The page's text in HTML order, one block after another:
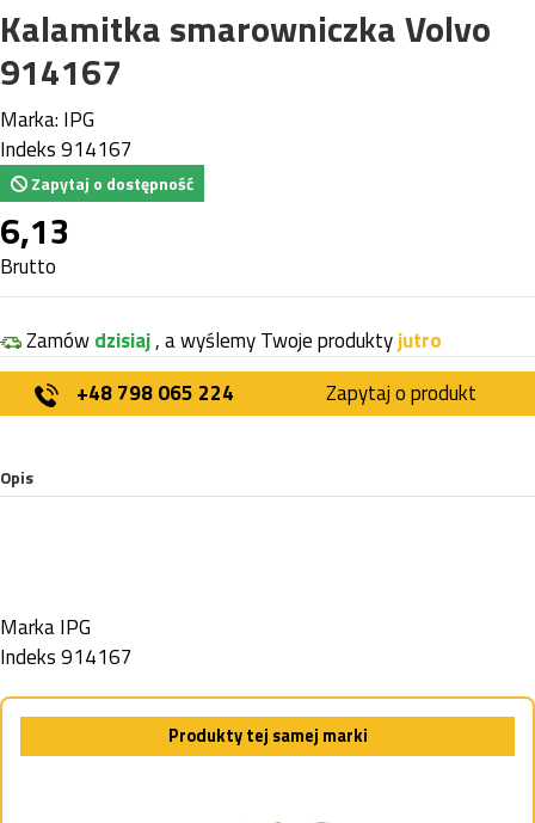
Kalamitka smarowniczka Volvo
914167
Marka: IPG
Indeks914167
Zapytaj o dostępność
6,13
Brutto
Zamówdzisiaj, a wyślemy Twoje produktyjutro
+48 798 065 224
Zapytaj o produkt
Opis
MarkaIPG
Indeks914167
Produkty tej samej marki